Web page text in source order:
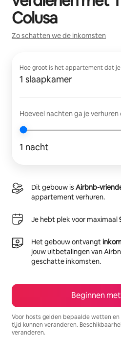
Colusa
Zo schatten we de inkomsten
Hoe groot is het appartement dat
1 slaapkamer
Hoeveel nachten ga je
1 nacht
Dit gebouw is Airbnb-
appartement verhuren.
Je hebt plek voor maximaal
Het gebouw ontvangt
jouw uitbetalingen van
geschatte inkomsten.
Beginnen
Voor hosts gelden bepaalde wetten
tijd kunnen veranderen.
veranderen.